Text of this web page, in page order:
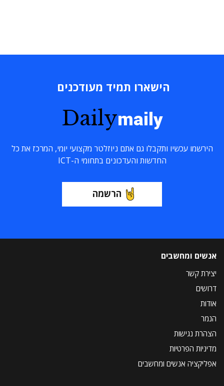
הישארו תמיד מעודכנים
Dailymaily
הירשמו עכשיו ותקבלו גם אתם ניוזלטר מקצועי יומי, המרכז את כל
החדשות והעדכונים בתחומי ה-ICT
הרשמה
אנשים ומחשבים
יצירת קשר
דרושים
אודות
הנמר
הצהרת נגישות
מדיניות הפרטיות
אפליקציה אנשים ומחשבים